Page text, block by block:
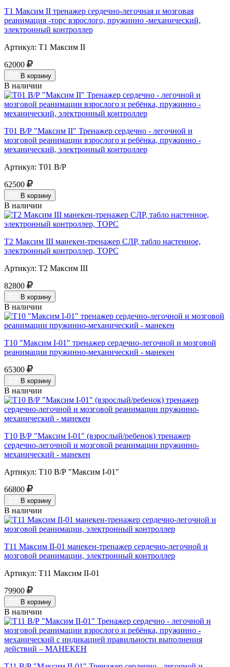
Т1 Максим II тренажер сердечно-легочная и мозговая
реанимация -торс взрослого, пружинно -механический,
электронный контроллер
Артикул: Т1 Максим II
62000
В корзину
В наличии
Т01 В/Р "Максим II" Тренажер сердечно - легочной и
мозговой реанимации взрослого и ребёнка, пружинно -
механический, электронный контроллер
Артикул: Т01 В/Р
62500
В корзину
В наличии
Т2 Максим III манекен-тренажер СЛР, табло настенное,
электронный контроллер, ТОРС
Артикул: Т2 Максим III
82800
В корзину
В наличии
Т10 "Максим I-01" тренажер сердечно-легочной и мозговой
реанимации пружинно-механический - манекен
65300
В корзину
В наличии
Т10 В/Р "Максим I-01" (взрослый/ребенок) тренажер
сердечно-легочной и мозговой реанимации пружинно-
механический - манекен
Артикул: Т10 В/Р "Максим I-01"
66800
В корзину
В наличии
Т11 Максим II-01 манекен-тренажер сердечно-легочной и
мозговой реанимации, электронный контроллер
Артикул: Т11 Максим II-01
79900
В корзину
В наличии